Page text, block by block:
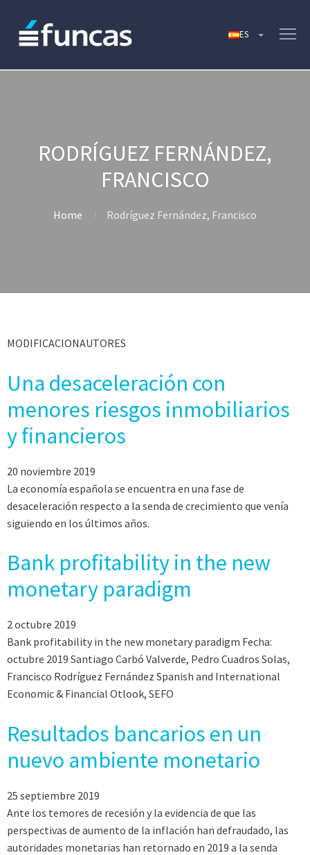
RODRÍGUEZ FERNÁNDEZ,
FRANCISCO
Home Rodríguez Fernández, Francisco
MODIFICACIONAUTORES
Una desaceleración con
menores riesgos inmobiliarios
y financieros
20 noviembre 2019
La economía española se encuentra en una fase de
desaceleración respecto a la senda de crecimiento que venía
siguiendo en los últimos años.
Bank profitability in the new
monetary paradigm
2 octubre 2019
Bank profitability in the new monetary paradigm Fecha:
octubre 2019 Santiago Carbó Valverde, Pedro Cuadros Solas,
Francisco Rodríguez Fernández Spanish and International
Economic & Financial Otlook, SEFO
Resultados bancarios en un
nuevo ambiente monetario
25 septiembre 2019
Ante los temores de recesión y la evidencia de que las
perspectivas de aumento de la inflación han defraudado, las
autoridades monetarias han retornado en 2019 a la senda